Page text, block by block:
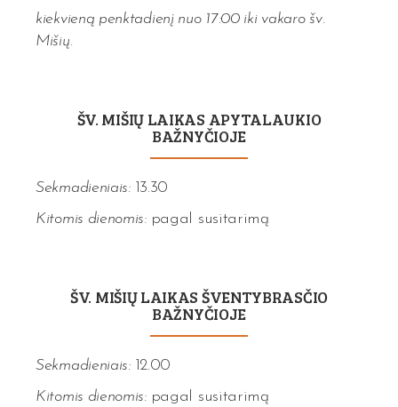
kiekvieną penktadienį nuo 17:00 iki vakaro šv.
Mišių.
ŠV. MIŠIŲ LAIKAS APYTALAUKIO
BAŽNYČIOJE
Sekmadieniais: 13.30
Kitomis dienomis: pagal susitarimą
ŠV. MIŠIŲ LAIKAS ŠVENTYBRASČIO
BAŽNYČIOJE
Sekmadieniais: 12.00
Kitomis dienomis: pagal susitarimą